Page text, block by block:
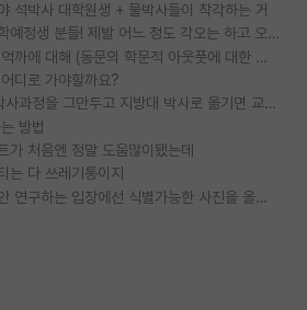
석박사 대학원생 + 물박사들이 착각하는 거
석사입학예정생 분들! 제발 어느 정도 각오는 하고 오세요.
포스텍 억까에 대해 (동문의 학문적 아웃풋에 대한 반박)
디로 가야할까요?
SSH 박사과정을 그만두고 지방대 박사로 옮기면 교수의 꿈은 끝일까요?
방법
가 처음엔 정말 도움많이됐는데
는 다 쓰레기통이지
정보보안 연구하는 입장에선 식별가능한 사진을 올리는건 비추이긴함